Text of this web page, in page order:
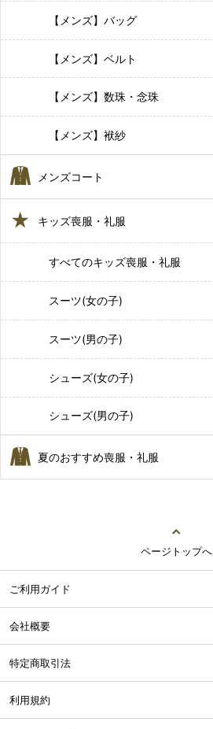
【メンズ】バッグ
【メンズ】ベルト
【メンズ】数珠・念珠
【メンズ】袱紗
メンズコート
キッズ喪服・礼服
すべてのキッズ喪服・礼服
スーツ(女の子)
スーツ(男の子)
シューズ(女の子)
シューズ(男の子)
夏のおすすめ喪服・礼服
ページトップへ
ご利用ガイド
会社概要
特定商取引法
利用規約